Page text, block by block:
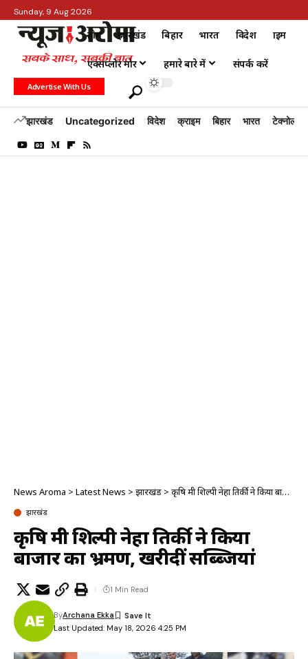
Sunday, 9 Aug 2026
होम झारखंड बिहार भारत विदेश क्राइम
एक्सप्लोर मोर हमारे बारे में संपर्क करें
Advertise With Us
झारखंड Uncategorized विदेश क्राइम बिहार भारत टेक्नोलॉजी
News Aroma > Latest News > झारखंड > कृषि मंत्री शिल्पी नेहा तिर्की ने किया बाजार का भ्रमण, खरीदीं सब्ब्जियां
झारखंड
कृषि मंत्री शिल्पी नेहा तिर्की ने किया
बाजार का भ्रमण, खरीदीं सब्ब्जियां
Last Updated: May 18, 2026 4:25 PM
ByArchana Ekka
1 Min Read